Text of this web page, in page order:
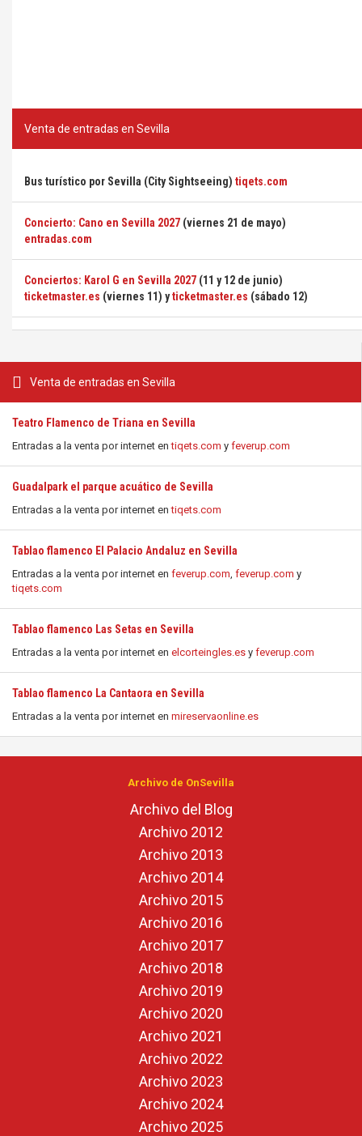
Venta de entradas en Sevilla
Teatro Flamenco de Triana en Sevilla
Entradas a la venta por internet entiqets.com y feverup.com
Guadalpark el parque acuático de Sevilla
Entradas a la venta por internet entiqets.com
Tablao flamenco El Palacio Andaluz en Sevilla
Entradas a la venta por internet en feverup.com, feverup.com y
tiqets.com
Tablao flamenco Las Setas en Sevilla
Entradas a la venta por internet en elcorteingles.es y feverup.com
Tablao flamenco La Cantaora en Sevilla
Entradas a la venta por internet en mireservaonline.es
Venta de entradas en Sevilla
Bus turístico por Sevilla (City Sightseeing) tiqets.com
Concierto: Cano en Sevilla 2027 (viernes 21 de mayo)
entradas.com
Conciertos: Karol G en Sevilla 2027 (11 y 12 de junio)
ticketmaster.es (viernes 11) yticketmaster.es (sábado 12)
Archivo de OnSevilla
Archivo del Blog
Archivo 2012
Archivo 2013
Archivo 2014
Archivo 2015
Archivo 2016
Archivo 2017
Archivo 2018
Archivo 2019
Archivo 2020
Archivo 2021
Archivo 2022
Archivo 2023
Archivo 2024
Archivo 2025